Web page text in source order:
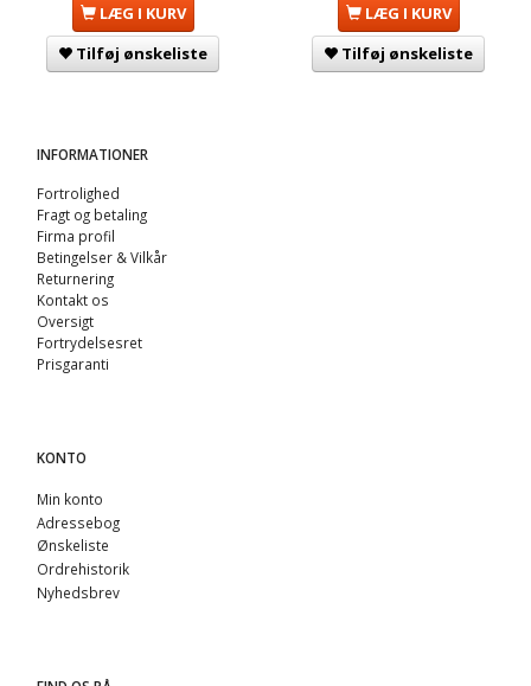
LÆG I KURV
Tilføj ønskeliste
LÆG I KURV
Tilføj ønskeliste
INFORMATIONER
Fortrolighed
Fragt og betaling
Firma profil
Betingelser & Vilkår
Returnering
Kontakt os
Oversigt
Fortrydelsesret
Prisgaranti
KONTO
Min konto
Adressebog
Ønskeliste
Ordrehistorik
Nyhedsbrev